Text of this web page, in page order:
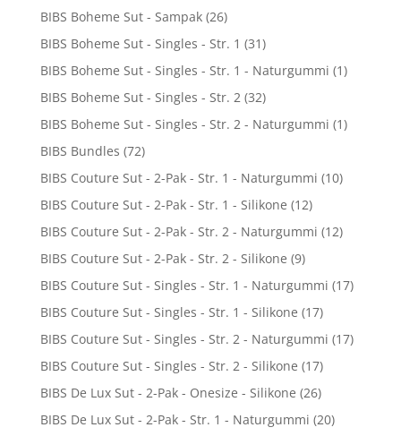
BIBS Boheme Sut - Sampak (26)
BIBS Boheme Sut - Singles - Str. 1 (31)
BIBS Boheme Sut - Singles - Str. 1 - Naturgummi (1)
BIBS Boheme Sut - Singles - Str. 2 (32)
BIBS Boheme Sut - Singles - Str. 2 - Naturgummi (1)
BIBS Bundles (72)
BIBS Couture Sut - 2-Pak - Str. 1 - Naturgummi (10)
BIBS Couture Sut - 2-Pak - Str. 1 - Silikone (12)
BIBS Couture Sut - 2-Pak - Str. 2 - Naturgummi (12)
BIBS Couture Sut - 2-Pak - Str. 2 - Silikone (9)
BIBS Couture Sut - Singles - Str. 1 - Naturgummi (17)
BIBS Couture Sut - Singles - Str. 1 - Silikone (17)
BIBS Couture Sut - Singles - Str. 2 - Naturgummi (17)
BIBS Couture Sut - Singles - Str. 2 - Silikone (17)
BIBS De Lux Sut - 2-Pak - Onesize - Silikone (26)
BIBS De Lux Sut - 2-Pak - Str. 1 - Naturgummi (20)